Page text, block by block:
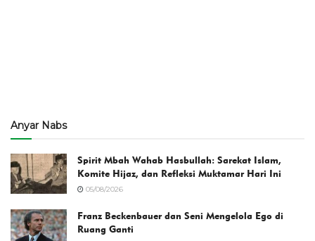
Anyar Nabs
Spirit Mbah Wahab Hasbullah: Sarekat Islam,
Komite Hijaz, dan Refleksi Muktamar Hari Ini
05/08/2026
Franz Beckenbauer dan Seni Mengelola Ego di
Ruang Ganti